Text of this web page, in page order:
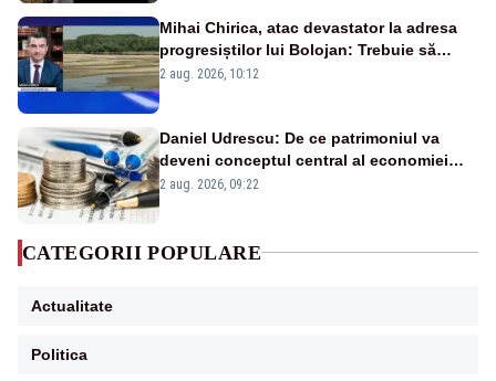
Mihai Chirica, atac devastator la adresa
progresiștilor lui Bolojan: Trebuie să
protejăm și natura, dar nu șținem omaneii
2 aug. 2026, 10:12
Daniel Udrescu: De ce patrimoniul va
deveni conceptul central al economiei
viitoare?
2 aug. 2026, 09:22
CATEGORII POPULARE
Actualitate
Politica